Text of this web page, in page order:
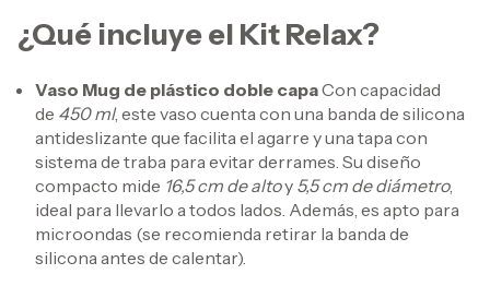
¿Qué incluye el Kit Relax?
Vaso Mug de plástico doble capaCon capacidad
de 450 ml, este vaso cuenta con una banda de silicona
antideslizante que facilita el agarre y una tapa con
sistema de traba para evitar derrames. Su diseño
compacto mide 16,5 cm de altoy 5,5 cm de diámetro,
ideal para llevarlo a todos lados. Además, es apto para
microondas (se recomienda retirar la banda de
silicona antes de calentar).